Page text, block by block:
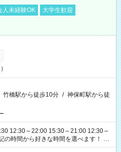
人未経験OK
大学生歓迎
竹橋駅から徒歩10分 / 神保町駅から徒
12:30～22:00 15:30～21:00 12:30～
があります